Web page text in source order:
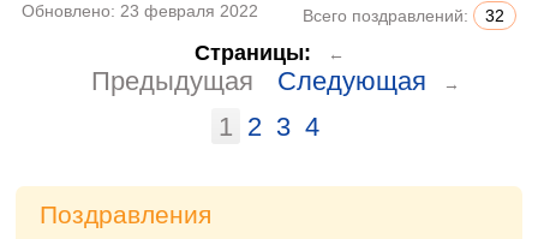
Обновлено: 23 февраля 2022 Всего поздравлений: 32
Страницы: ←
Предыдущая Следующая →
1 2 3 4
Поздравления